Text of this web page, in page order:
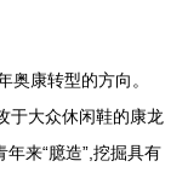
奥康转型的方向。
于大众休闲鞋的康龙
来“臆造”,挖掘具有